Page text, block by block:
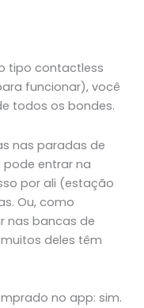
tipo contactless
funcionar), você
todos os bondes.
nas paradas de
pode entrar na
por ali (estação
Ou, como
nas bancas de
deles têm
no app: sim.